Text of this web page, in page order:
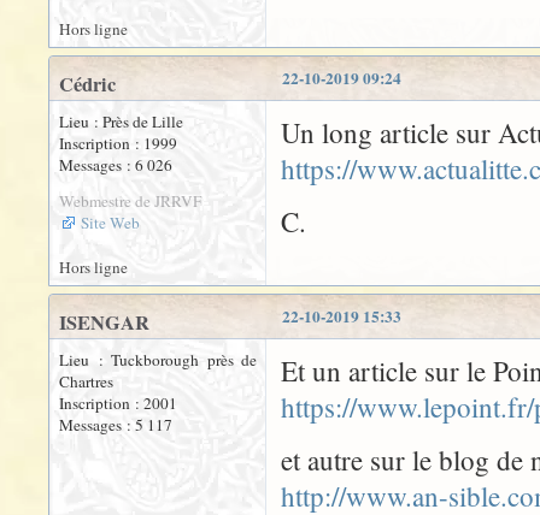
Hors ligne
22-10-2019 09:24
Cédric
Lieu : Près de Lille
Inscription : 1999
Messages : 6 026
Webmestre de JRRVF
Site Web
Un long article sur
https://
C.
Hors ligne
22-10-2019 15:33
ISENGAR
Lieu : Tuckborough près de
Chartres
Inscription : 2001
Messages : 5 117
Et un article sur le
https://
et autre sur le blog
http://www.an-